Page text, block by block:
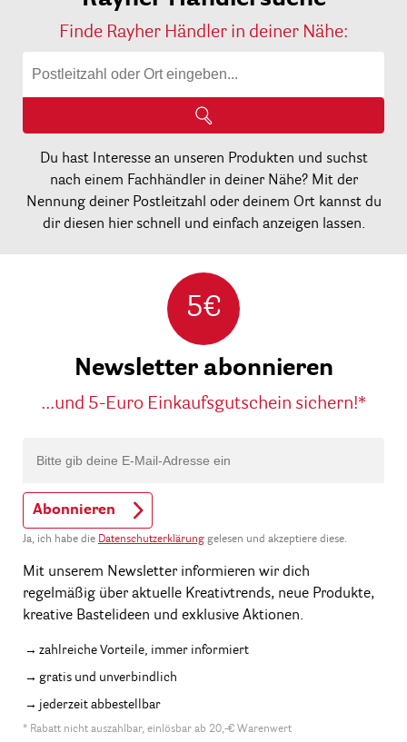
Finde Rayher Händler in deiner Nähe:
Du hast Interesse an unseren Produkten und suchst
nach einem Fachhändler in deiner Nähe? Mit der
Nennung deiner Postleitzahl oder deinem Ort kannst du
dir diesen hier schnell und einfach anzeigen lassen.
5€
Newsletter abonnieren
...und 5-Euro Einkaufsgutschein sichern!*
Abonnieren
Ja, ich habe die Datenschutzerklärung gelesen und akzeptiere diese.
Mit unserem Newsletter informieren wir dich
regelmäßig über aktuelle Kreativtrends, neue Produkte,
kreative Bastelideen und exklusive Aktionen.
zahlreiche Vorteile, immer informiert
gratis und unverbindlich
jederzeit abbestellbar
* Rabatt nicht auszahlbar, einlösbar ab 20,-€ Warenwert